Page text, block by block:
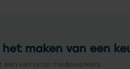
het maken van een
van onze medewerkers